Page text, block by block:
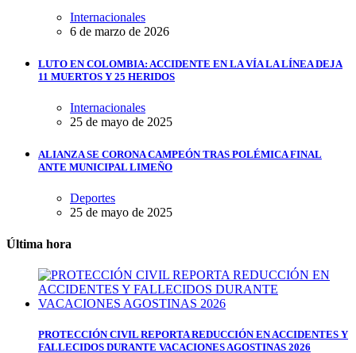
Internacionales
6 de marzo de 2026
LUTO EN COLOMBIA: ACCIDENTE EN LA VÍA LA LÍNEA DEJA
11 MUERTOS Y 25 HERIDOS
Internacionales
25 de mayo de 2025
ALIANZA SE CORONA CAMPEÓN TRAS POLÉMICA FINAL
ANTE MUNICIPAL LIMEÑO
Deportes
25 de mayo de 2025
Última hora
PROTECCIÓN CIVIL REPORTA REDUCCIÓN EN ACCIDENTES Y
FALLECIDOS DURANTE VACACIONES AGOSTINAS 2026